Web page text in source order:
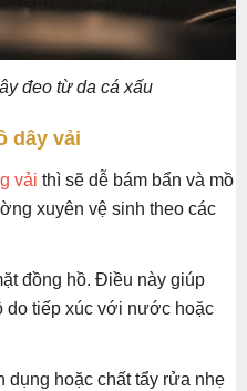
đeo từ da cá xấu
dây vải
vải thì sẽ dễ bám bẩn và mồ
xuyên vệ sinh theo các
đồng hồ. Điều này giúp
do tiếp xúc với nước hoặc
hoặc chất tẩy rửa nhẹ